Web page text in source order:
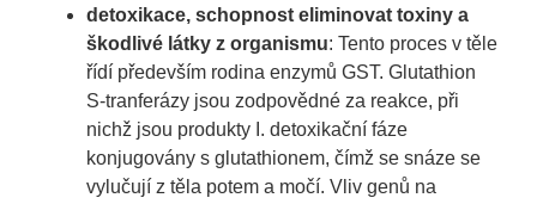
detoxikace, schopnost eliminovat toxiny a
škodlivé látky z organismu: Tento proces v těle
řídí především rodina enzymů GST. Glutathion
S-tranferázy jsou zodpovědné za reakce, při
nichž jsou produkty I. detoxikační fáze
konjugovány s glutathionem, čímž se snáze se
vylučují z těla potem a močí. Vliv genů na